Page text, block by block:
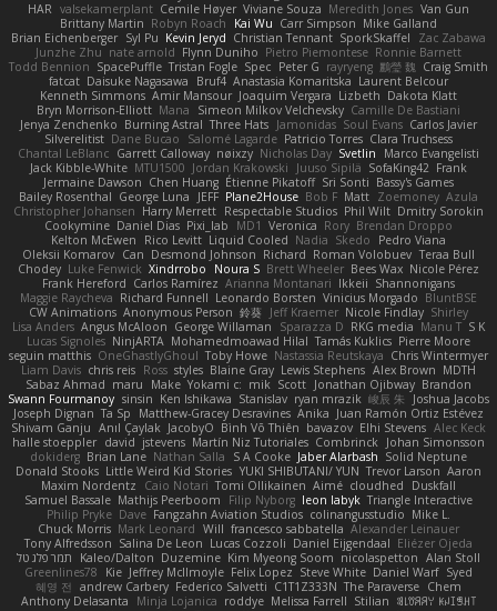
HAR valsekamerplant Cemile Høyer Viviane Souza Meredith Jones Van Gun
Brittany Martin Robyn Roach Kai Wu Carr Simpson Mike Galland
Brian Eichenberger Syl Pu Kevin Jeryd Christian Tennant SporkSkaffel
Zac Zabawa
Junzhe Zhu nate arnold Flynn Duniho Pietro Piemontese Ronnie Barnett
Todd Bennion SpacePuffle Tristan Fogle Spec Peter G rayryeng 鸝瑩 魏 Craig Smith
fatcat Daisuke Nagasawa Bruf4 Anastasia Komaritska Laurent Belcour
Kenneth Simmons Amir Mansour Joaquim Vergara Lizbeth Dakota Klatt
Bryn Morrison-Elliott Mana Simeon Milkov Velchevsky Camille De Bastiani
Jenya Zenchenko Burning Astral Three Hats Jamonidas Soul Evans Carlos Javier
Silverelitist Dane Bucao Salomé Lagarde Patricio Torres Clara Truchsess
Chantal LeBlanc Garrett Calloway nøixzy Nicholas Day Svetlin
Marco Evangelisti
Jack Kibble-White MTU1500 Jordan Krakowski Juuso Sipilä SofaKing42 Frank
Jermaine Dawson Chen Huang Étienne Pikatoff Sri Sonti Bassy's Games
Bailey Rosenthal George Luna JEFF Plane2House Bob F Matt Zoemoney Azula
Christopher Johansen Harry Merrett Respectable Studios Phil Wilt Dmitry Sorokin
Cookymine Daniel Dias Pixi_lab MD1 Veronica Rory Brendan Droppo
Kelton McEwen
Rico Levitt Liquid Cooled Nadia Skedo
Pedro Viana
Oleksii Komarov Can Desmond Johnson Richard Roman Volobuev Teraa Bull
Chodey Luke Fenwick Xindrrobo Noura S Brett Wheeler Bees Wax Nicole Pérez
Frank Hereford Carlos Ramírez Arianna Montanari Ikkeii Shannonigans
Maggie Raycheva Richard Funnell Leonardo Borsten Vinicius Morgado BluntBSE
CW Animations Anonymous Person 鈴葵 Jeff Kraemer Nicole Findlay Shirley
Lisa Anders Angus McAloon George Willaman Sparazza D RKG media Manu T S K
Lucas Signoles NinjARTA Mohamedmoawad Hilal Tamás Kuklics Pierre Moore
seguin matthis OneGhastlyGhoul Toby Howe Nastassia Reutskaya Chris Wintermyer
Liam Davis chris reis Ross styles Blaine Gray Lewis Stephens Alex Brown MDTH
Sabaz Ahmad maru Make Yokami c: mik Scott Jonathan Ojibway Brandon
Swann Fourmanoy sinsin Ken Ishikawa Stanislav ryan mrazik 峻辰 朱
Joshua Jacobs
Joseph Dignan Ta Sp Matthew-Gracey Desravines Anika Juan Ramón Ortiz Estévez
Shivam Ganju Anıl Çaylak JacobyO Bình Võ Thiên bavazov Elhi Stevens Alec Keck
halle stoeppler david jstevens Martín Niz Tutoriales Combrinck Johan Simonsson
dokiderg Brian Lane Nathan Salla S A Cooke Jaber Alarbash Solid Neptune
Donald Stooks Little Weird Kid Stories YUKI SHIBUTANI/ YUN Trevor Larson Aaron
Maxim Nordentz
Caio Notari Tomi Ollikainen Aimé cloudhed
Duskfall
Samuel Bassale Mathijs Peerboom Filip Nyborg leon labyk Triangle Interactive
Philip Pryke Dave Fangzahn Aviation Studios colinangusstudio Mike L.
Chuck Morris Mark Leonard Will francesco sabbatella Alexander Leinauer
Tony Alfredsson Salina De Leon Lucas Cozzoli Daniel Eijgendaal Eliézer Ojeda
תמר פלג טל
Kaleo/Dalton Duzemine Kim Myeong Soom nicolaspetton Alan Stoll
Greenlines78
Kie Jeffrey McIlmoyle Felix Lopez Steve White Daniel Warf Syed
혜영 전 andrew Carbery Federico Salvetti C1T1Z333N The Paraverse Chem
Anthony Delasanta
Minja Lojanica roddye Melissa Farrell Stilian ꌃ꒒ꀎꋪꋪꌩ ꀘꈤꀤꁅꃅ꓄